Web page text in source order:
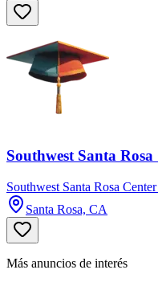
Southwest Santa Rosa
Southwest Santa Rosa
Santa Rosa, CA
Más anuncios de interés